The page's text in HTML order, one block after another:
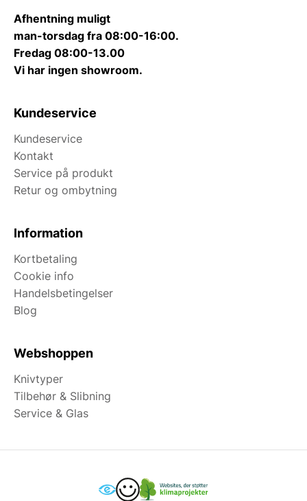
Afhentning muligt
man-torsdag fra 08:00-16:00.
Fredag 08:00-13.00
Vi har ingen showroom.
Kundeservice
Kundeservice
Kontakt
Service på produkt
Retur og ombytning
Information
Kortbetaling
Cookie info
Handelsbetingelser
Blog
Webshoppen
Knivtyper
Tilbehør & Slibning
Service & Glas